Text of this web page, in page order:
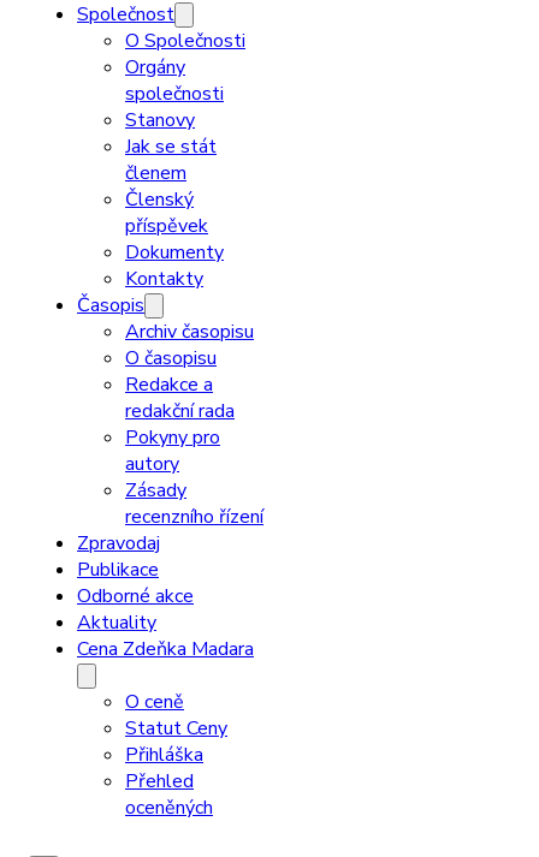
Společnost
O Společnosti
Orgány
společnosti
Stanovy
Jak se stát
členem
Členský
příspěvek
Dokumenty
Kontakty
Časopis
Archiv časopisu
O časopisu
Redakce a
redakční rada
Pokyny pro
autory
Zásady
recenzního řízení
Zpravodaj
Publikace
Odborné akce
Aktuality
Cena Zdeňka Madara
O ceně
Statut Ceny
Přihláška
Přehled
oceněných